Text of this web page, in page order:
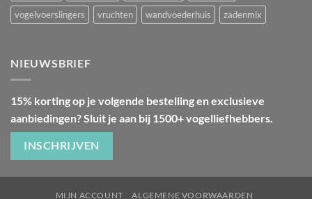
vogelvoerslingers
vruchten wandvoederhuis zadenmix
NIEUWSBRIEF
15% korting op je volgende bestelling en exclusieve
aanbiedingen? Sluit je aan bij 1500+ vogelliefhebbers.
INSCHRIJVEN
MIJN ACCOUNT ALGEMENE VOORWAARDEN